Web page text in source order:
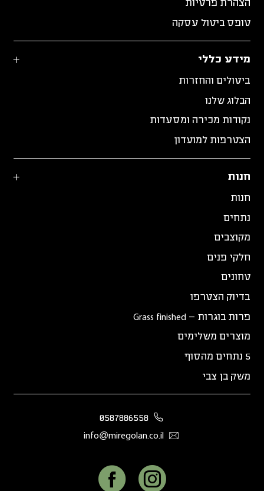
הצהרת פרטיות
טופס ביטול עסקה
מידע כללי
ביטולים והחזרות
הבלוג שלנו
נקודות מכירה ומסעדות
הצטרפות למועדון
חנות
חנות
נתחים
מקוצבים
חלקי פנים
טחונים
בדיוק הצטרפו
פרות בוגרות – Grass finished
מוצרים משלימים
5 נתחים מהסוף
משק בן צבי
0587886558
info@miregolan.co.il